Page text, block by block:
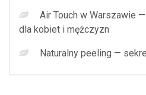
Air Touch w Warszawie
dla kobiet i mężczyzn
Naturalny peeling —